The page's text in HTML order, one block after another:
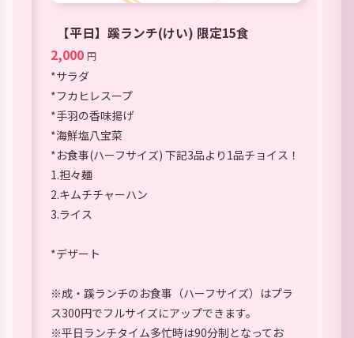
【平日】蹊ランチ(けい) 限定15食
2,000 円
*サラダ
*フカヒレスープ
*手羽の香味揚げ
*海鮮塩八宝菜
*お食事(ハーフサイズ) 下記3品より1品チョイス！
1.担々麺
2.キムチチャーハン
3.ライス
*デザート
※成・蹊ランチのお食事（ハーフサイズ）はプラ
ス300円でフルサイズにアップできます。
※平日ランチタイム多忙時は90分制となってお